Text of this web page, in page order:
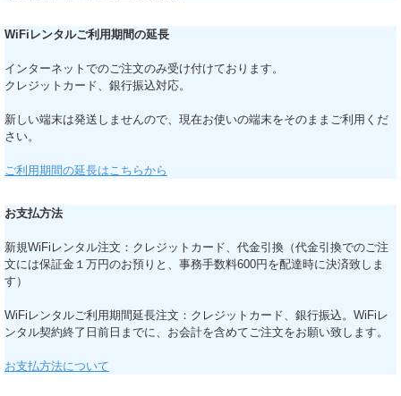
WiFiレンタルご利用期間の延長
インターネットでのご注文のみ受け付けております。
クレジットカード、銀行振込対応。
新しい端末は発送しませんので、現在お使いの端末をそのままご利用くだ
さい。
ご利用期間の延長はこちらから
お支払方法
新規WiFiレンタル注文：クレジットカード、代金引換（代金引換でのご注
文には保証金１万円のお預りと、事務手数料600円を配達時に決済致しま
す）
WiFiレンタルご利用期間延長注文：クレジットカード、銀行振込。WiFiレ
ンタル契約終了日前日までに、お会計を含めてご注文をお願い致します。
お支払方法について